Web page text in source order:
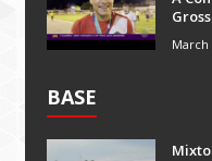
March
BASE
Mixto